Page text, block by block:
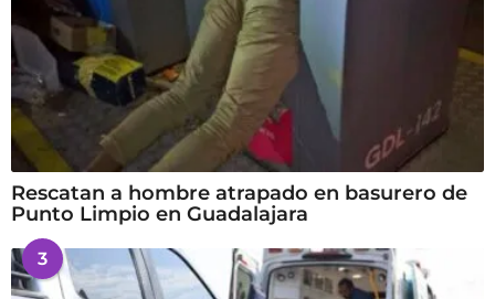
Rescatan a hombre atrapado en basurero de
Punto Limpio en Guadalajara
3